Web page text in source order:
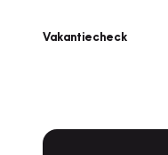
Vakantiecheck